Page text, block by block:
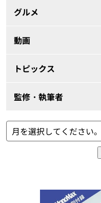
グルメ
動画
トピックス
監修・執筆者